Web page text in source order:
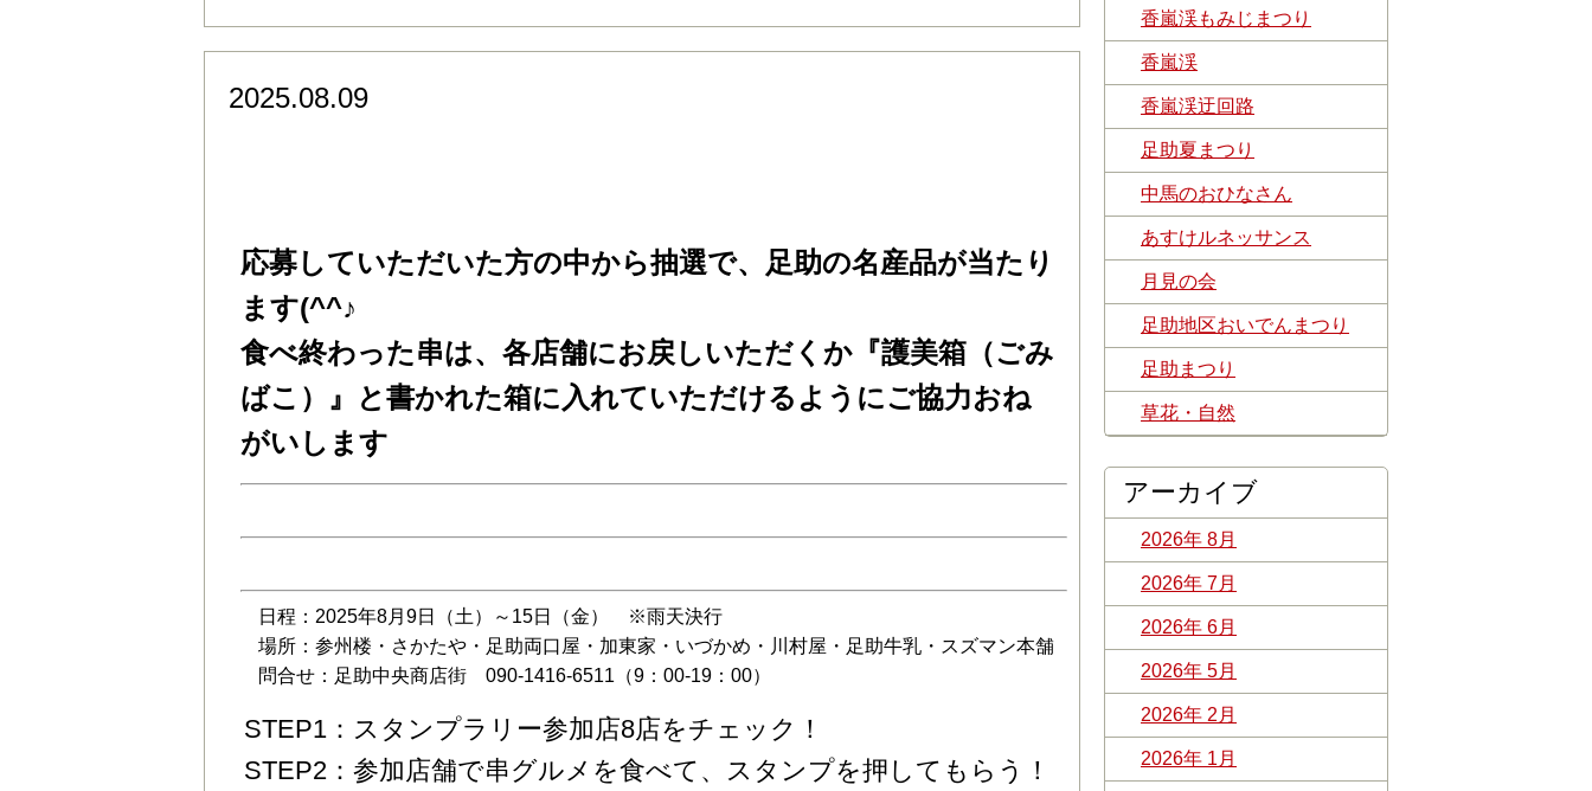
2025.08.09
応募していただいた方の中から抽選で、足助の名産品が当たり
ます(^^♪
食べ終わった串は、各店舗にお戻しいただくか『護美箱（ごみ
ばこ）』と書かれた箱に入れていただけるようにご協力おね
がいします
日程：2025年8月9日（土）～15日（金） ※雨天決行
場所：参州楼・さかたや・足助両口屋・加東家・いづかめ・川村屋・足助牛乳・スズマン本舗
問合せ：足助中央商店街 090-1416-6511（9：00-19：00）
STEP1：スタンプラリー参加店8店をチェック！
STEP2：参加店舗で串グルメを食べて、スタンプを押してもらう！
香嵐渓もみじまつり
香嵐渓
香嵐渓迂回路
足助夏まつり
中馬のおひなさん
あすけルネッサンス
月見の会
足助地区おいでんまつり
足助まつり
草花・自然
アーカイブ
2026年 8月
2026年 7月
2026年 6月
2026年 5月
2026年 2月
2026年 1月